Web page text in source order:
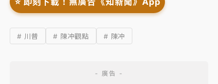
# 川普 # 陳冲觀點 # 陳冲